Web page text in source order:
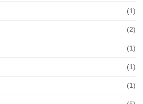
(1)
(2)
(1)
(1)
(1)